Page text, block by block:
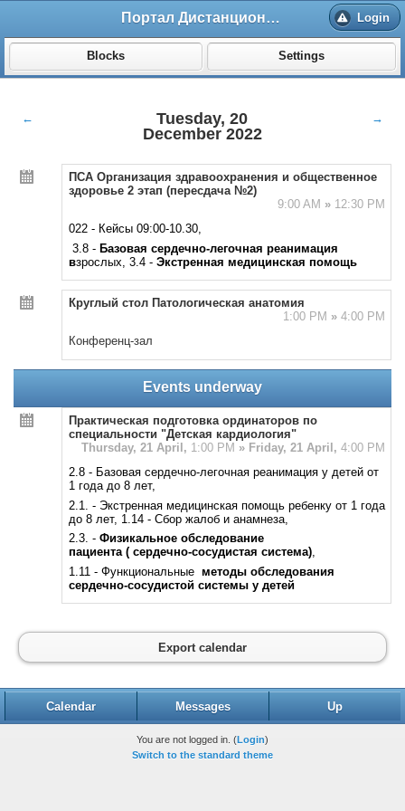
Портал Дистанционного обучения ВолгГМУ Login
Blocks Settings
←
Tuesday, 20
December 2022
→
ПСА Организация здравоохранения и общественное
здоровье 2 этап (пересдача №2)
9:00 AM »12:30 PM
022 - Кейсы 09:00-10.30,
3.8 - Базовая сердечно-легочная реанимация
взрослых, 3.4 - Экстренная медицинская помощь
Круглый стол Патологическая анатомия
1:00 PM »4:00 PM
Конференц-зал
Events underway
Практическая подготовка ординаторов по
специальности "Детская кардиология"
Thursday, 21 April, 1:00 PM » Friday, 21 April, 4:00 PM
2.8 - Базовая сердечно-легочная реанимация у детей от
1 года до 8 лет,
2.1. - Экстренная медицинская помощь ребенку от 1 года
до 8 лет, 1.14 - Сбор жалоб и анамнеза,
2.3. - Физикальное обследование
пациента ( сердечно-сосудистая система),
1.11 - Функциональные методы обследования
сердечно-сосудистой системы у детей
Export calendar
Calendar Messages Up
You are not logged in. (Login)
Switch to the standard theme